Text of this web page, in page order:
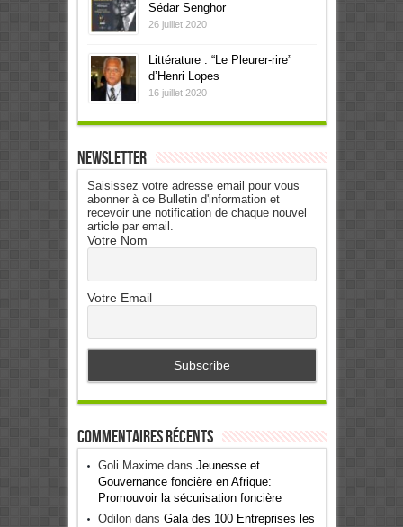
Sédar Senghor
26 juillet 2020
Littérature : “Le Pleurer-rire”
d’Henri Lopes
16 juillet 2020
Newsletter
Saisissez votre adresse email pour vous
abonner à ce Bulletin d'information et
recevoir une notification de chaque nouvel
article par email.
Votre Nom
Votre Email
Commentaires récents
Goli Maximedans Jeunesse et
Gouvernance foncière en Afrique:
Promouvoir la sécurisation foncière
Odilondans Gala des 100 Entreprises les